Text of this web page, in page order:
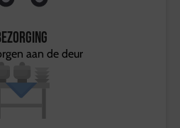
aan de deur